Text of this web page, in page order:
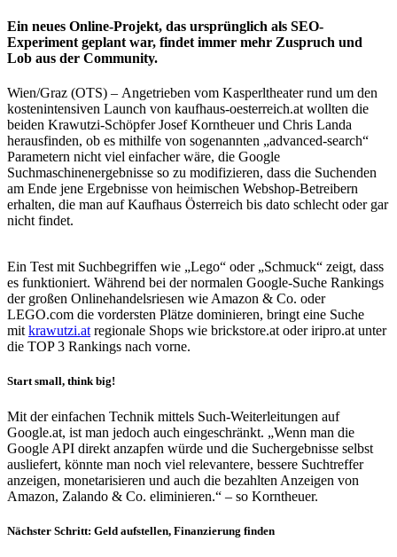
Ein neues Online-Projekt, das ursprünglich als SEO-
Experiment geplant war, findet immer mehr Zuspruch und
Lob aus der Community.
Wien/Graz (OTS) – Angetrieben vom Kasperltheater rund um den
kostenintensiven Launch von kaufhaus-oesterreich.at wollten die
beiden Krawutzi-Schöpfer Josef Korntheuer und Chris Landa
herausfinden, ob es mithilfe von sogenannten „advanced-search“
Parametern nicht viel einfacher wäre, die Google
Suchmaschinenergebnisse so zu modifizieren, dass die Suchenden
am Ende jene Ergebnisse von heimischen Webshop-Betreibern
erhalten, die man auf Kaufhaus Österreich bis dato schlecht oder gar
nicht findet.
Ein Test mit Suchbegriffen wie „Lego“ oder „Schmuck“ zeigt, dass
es funktioniert. Während bei der normalen Google-Suche Rankings
der großen Onlinehandelsriesen wie Amazon & Co. oder
LEGO.com die vordersten Plätze dominieren, bringt eine Suche
mit krawutzi.at regionale Shops wie brickstore.at oder iripro.at unter
die TOP 3 Rankings nach vorne.
Start small, think big!
Mit der einfachen Technik mittels Such-Weiterleitungen auf
Google.at, ist man jedoch auch eingeschränkt.
Wenn man die
Google API direkt anzapfen würde und die Suchergebnisse selbst
ausliefert, könnte man noch viel relevantere, bessere Suchtreffer
anzeigen, monetarisieren und auch die bezahlten Anzeigen von
Amazon, Zalando & Co. eliminieren.
– so Korntheuer.
Nächster Schritt: Geld aufstellen, Finanzierung finden